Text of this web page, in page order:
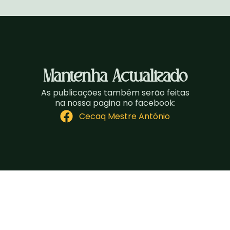
Mantenha Actualizado
As publicações também serão feitas
na nossa pagina no facebook:
Cecaq Mestre António